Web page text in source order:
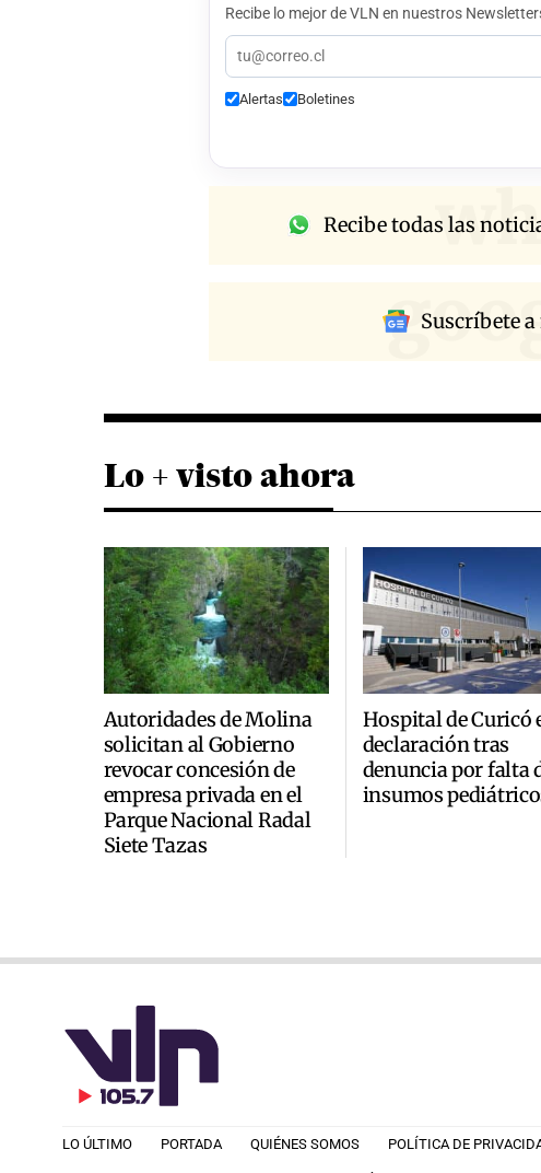
Recibe lo mejor de VLN en nuestros
Alertas Boletines
Recibe todas las
Suscríbete a
Lo + visto ahora
Autoridades de Molina
solicitan al Gobierno
revocar concesión de
empresa privada en el
Parque Nacional Radal
Siete Tazas
Hospital de Curicó
declaración tras
denuncia por falta
insumos
LO ÚLTIMO PORTADA QUIÉNES SOMOS POLÍTICA DE